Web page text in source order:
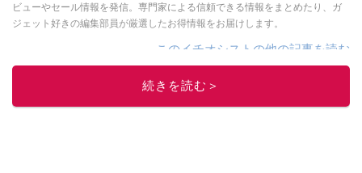
ビューやセール情報を発信。専門家による信頼できる情報をまとめたり、ガ
ジェット好きの編集部員が厳選したお得情報をお届けします。
このイチオシストの他の記事を読む
続きを読む＞